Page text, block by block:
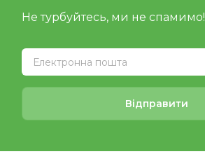
Не турбуйтесь, ми не спамимо!
Відправити